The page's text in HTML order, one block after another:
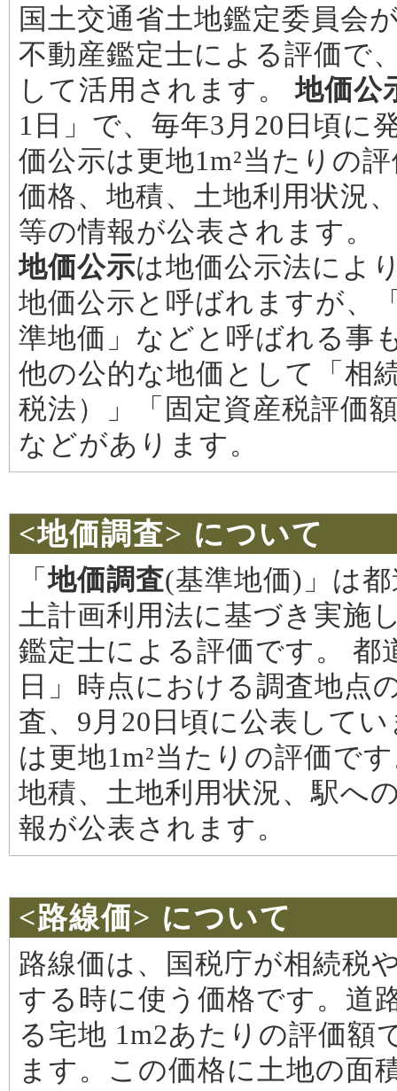
国土交通省土地鑑定委員会
不動産鑑定士による評価で
して活用されます。地価公
1日」で、毎年3月20日頃に
価公示は更地1m²当たりの
価格、地積、土地利用状況
等の情報が公表されます。
地価公示は地価公示法によ
地価公示と呼ばれますが、
準地価」などと呼ばれる事
他の公的な地価として「相
税法）」「固定資産税評価
などがあります。
<地価調査> について
「地価調査(基準地価)」は
土計画利用法に基づき実施
鑑定士による評価です。 都
日」時点における調査地点
査、9月20日頃に公表して
は更地1m²当たりの評価で
地積、土地利用状況、駅へ
報が公表されます。
<路線価> について
路線価は、国税庁が相続税
する時に使う価格です。道
る宅地 1m2あたりの評価額
ます。この価格に土地の面